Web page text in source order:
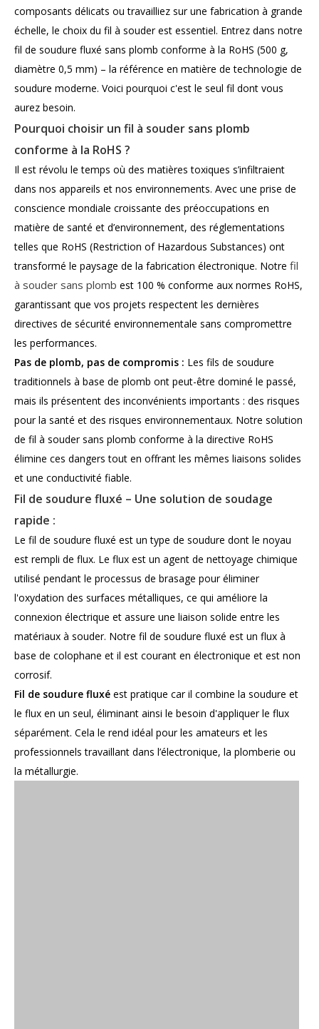
composants délicats ou travailliez sur une fabrication à grande
échelle, le choix du fil à souder est essentiel. Entrez dans notre
fil de soudure fluxé sans plomb conforme à la RoHS (500 g,
diamètre 0,5 mm) – la référence en matière de technologie de
soudure moderne. Voici pourquoi c'est le seul fil dont vous
aurez besoin.
Pourquoi choisir un fil à souder sans plomb
conforme à la RoHS ?
Il est révolu le temps où des matières toxiques s’infiltraient
dans nos appareils et nos environnements. Avec une prise de
conscience mondiale croissante des préoccupations en
matière de santé et d’environnement, des réglementations
telles que RoHS (Restriction of Hazardous Substances) ont
transformé le paysage de la fabrication électronique. Notre fil
à souder sans plomb est 100 % conforme aux normes RoHS,
garantissant que vos projets respectent les dernières
directives de sécurité environnementale sans compromettre
les performances.
Pas de plomb, pas de compromis : Les fils de soudure
traditionnels à base de plomb ont peut-être dominé le passé,
mais ils présentent des inconvénients importants : des risques
pour la santé et des risques environnementaux. Notre solution
de fil à souder sans plomb conforme à la directive RoHS
élimine ces dangers tout en offrant les mêmes liaisons solides
et une conductivité fiable.
Fil de soudure fluxé – Une solution de soudage
rapide :
Le fil de soudure fluxé est un type de soudure dont le noyau
est rempli de flux. Le flux est un agent de nettoyage chimique
utilisé pendant le processus de brasage pour éliminer
l'oxydation des surfaces métalliques, ce qui améliore la
connexion électrique et assure une liaison solide entre les
matériaux à souder. Notre fil de soudure fluxé est un flux à
base de colophane et il est courant en électronique et est non
corrosif.
Fil de soudure fluxé est pratique car il combine la soudure et
le flux en un seul, éliminant ainsi le besoin d'appliquer le flux
séparément. Cela le rend idéal pour les amateurs et les
professionnels travaillant dans l’électronique, la plomberie ou
la métallurgie.